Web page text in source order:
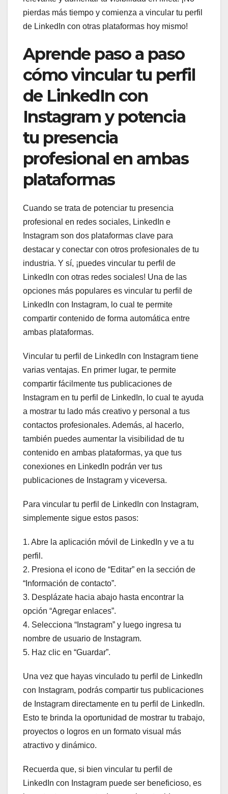
pierdas más tiempo y comienza a vincular tu perfil
de LinkedIn con otras plataformas hoy mismo!
Aprende paso a paso
cómo vincular tu perfil
de LinkedIn con
Instagram y potencia
tu presencia
profesional en ambas
plataformas
Cuando se trata de potenciar tu presencia
profesional en redes sociales, LinkedIn e
Instagram son dos plataformas clave para
destacar y conectar con otros profesionales de tu
industria. Y sí, ¡puedes vincular tu perfil de
LinkedIn con otras redes sociales! Una de las
opciones más populares es vincular tu perfil de
LinkedIn con Instagram, lo cual te permite
compartir contenido de forma automática entre
ambas plataformas.
Vincular tu perfil de LinkedIn con Instagram tiene
varias ventajas. En primer lugar, te permite
compartir fácilmente tus publicaciones de
Instagram en tu perfil de LinkedIn, lo cual te ayuda
a mostrar tu lado más creativo y personal a tus
contactos profesionales. Además, al hacerlo,
también puedes aumentar la visibilidad de tu
contenido en ambas plataformas, ya que tus
conexiones en LinkedIn podrán ver tus
publicaciones de Instagram y viceversa.
Para vincular tu perfil de LinkedIn con Instagram,
simplemente sigue estos pasos:
1. Abre la aplicación móvil de LinkedIn y ve a tu
perfil.
2. Presiona el icono de “Editar” en la sección de
“Información de contacto”.
3. Desplázate hacia abajo hasta encontrar la
opción “Agregar enlaces”.
4. Selecciona “Instagram” y luego ingresa tu
nombre de usuario de Instagram.
5. Haz clic en “Guardar”.
Una vez que hayas vinculado tu perfil de LinkedIn
con Instagram, podrás compartir tus publicaciones
de Instagram directamente en tu perfil de LinkedIn.
Esto te brinda la oportunidad de mostrar tu trabajo,
proyectos o logros en un formato visual más
atractivo y dinámico.
Recuerda que, si bien vincular tu perfil de
LinkedIn con Instagram puede ser beneficioso, es